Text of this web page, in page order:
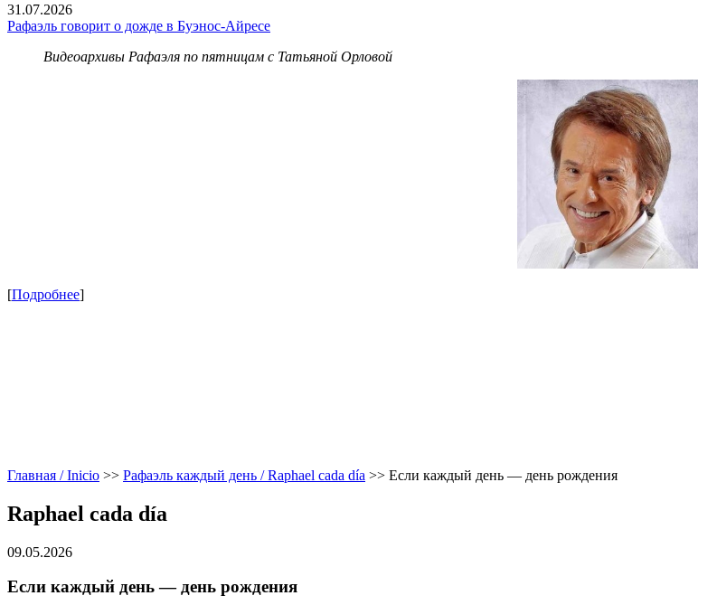
31.07.2026
Рафаэль говорит о дожде в Буэнос-Айресе
Видеоархивы Рафаэля по пятницам с Татьяной Орловой
[Подробнее]
Главная / Inicio >> Рафаэль каждый день / Raphael cada día >> Если каждый день — день рождения
Raphael cada día
09.05.2026
Если каждый день — день рождения